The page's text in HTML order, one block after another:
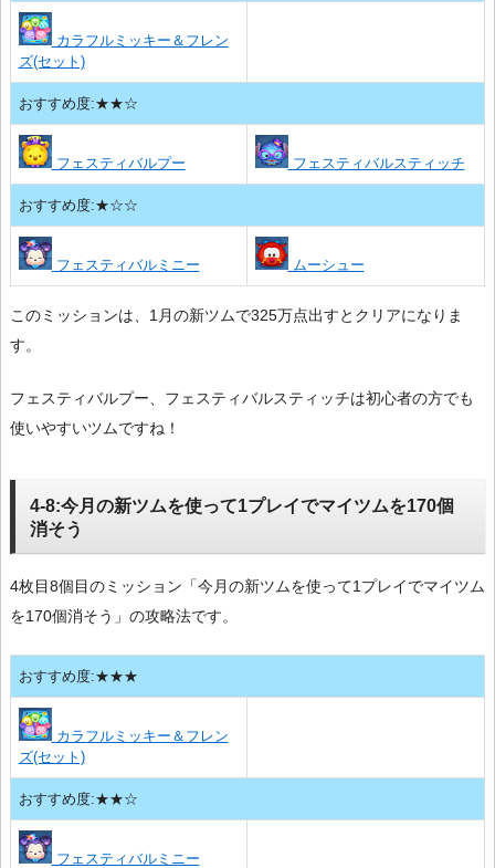
カラフルミッキー＆フレン
ズ(セット)
おすすめ度:★★☆
フェスティバルプー フェスティバルスティッチ
おすすめ度:★☆☆
フェスティバルミニー ムーシュー
このミッションは、1月の新ツムで325万点出すとクリアになりま
す。
フェスティバルプー、フェスティバルスティッチは初心者の方でも
使いやすいツムですね！
4-8:今月の新ツムを使って1プレイでマイツムを170個
消そう
4枚目8個目のミッション「今月の新ツムを使って1プレイでマイツム
を170個消そう」の攻略法です。
おすすめ度:★★★
カラフルミッキー＆フレン
ズ(セット)
おすすめ度:★★☆
フェスティバルミニー